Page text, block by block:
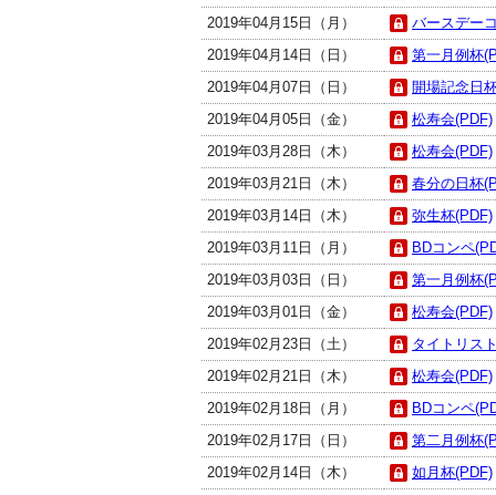
2019年04月15日（月）
バースデー
2019年04月14日（日）
第一月例杯
2019年04月07日（日）
開場記念日
2019年04月05日（金）
松寿会(PDF)
2019年03月28日（木）
松寿会(PDF)
2019年03月21日（木）
春分の日杯
2019年03月14日（木）
弥生杯(PDF)
2019年03月11日（月）
BDコンペ
2019年03月03日（日）
第一月例杯
2019年03月01日（金）
松寿会(PDF)
2019年02月23日（土）
タイトリス
2019年02月21日（木）
松寿会(PDF)
2019年02月18日（月）
BDコンペ
2019年02月17日（日）
第二月例杯
2019年02月14日（木）
如月杯(PDF)